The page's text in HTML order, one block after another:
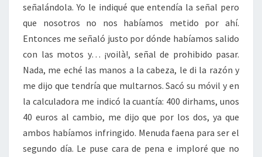
señalándola. Yo le indiqué que entendía la señal pero
que nosotros no nos habíamos metido por ahí.
Entonces me señaló justo por dónde habíamos salido
con las motos y… ¡voilà!, señal de prohibido pasar.
Nada, me eché las manos a la cabeza, le di la razón y
me dijo que tendría que multarnos. Sacó su móvil y en
la calculadora me indicó la cuantía: 400 dirhams, unos
40 euros al cambio, me dijo que por los dos, ya que
ambos habíamos infringido. Menuda faena para ser el
segundo día. Le puse cara de pena e imploré que no